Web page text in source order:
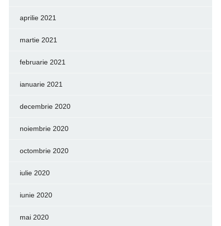
aprilie 2021
martie 2021
februarie 2021
ianuarie 2021
decembrie 2020
noiembrie 2020
octombrie 2020
iulie 2020
iunie 2020
mai 2020